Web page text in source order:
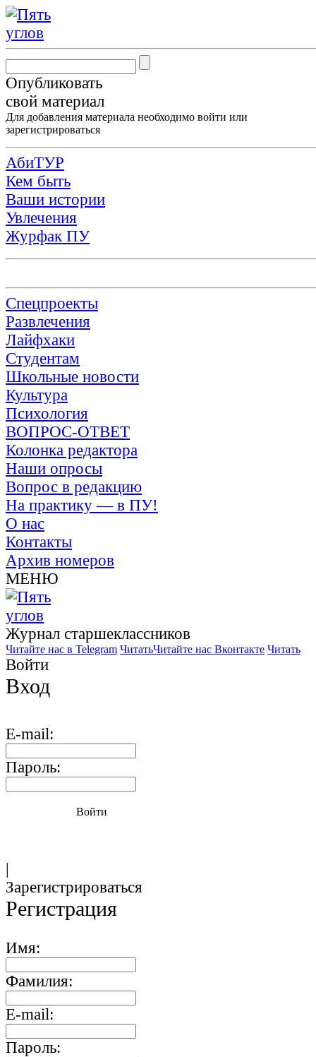
Опубликовать
свой материал
Для добавления материала необходимо войти или
зарегистрироваться
АбиТУР
Кем быть
Ваши истории
Увлечения
Журфак ПУ
Спецпроекты
Развлечения
Лайфхаки
Студентам
Школьные новости
Культура
Психология
ВОПРОС-ОТВЕТ
Колонка редактора
Наши опросы
Вопрос в редакцию
На практику — в ПУ!
О нас
Контакты
Архив номеров
МЕНЮ
Журнал старшекласcников
Читайте нас в Telegram ЧитатьЧитайте нас Вконтакте Читать
Войти
Вход
E-mail:
Пароль:
Войти
|
Зарегистрироваться
Регистрация
Имя:
Фамилия:
E-mail:
Пароль: